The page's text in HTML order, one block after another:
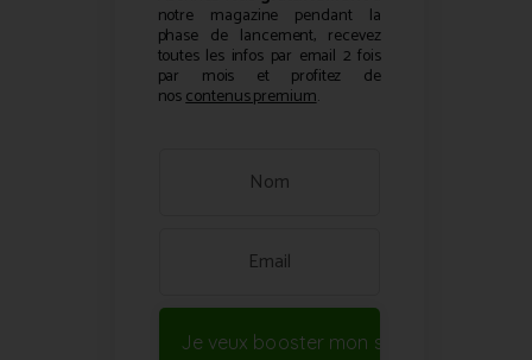
notre magazine pendant la
phase de lancement, recevez
toutes les infos par email 2 fois
par mois et profitez de
noscontenus premium.
Je veux booster mon site !